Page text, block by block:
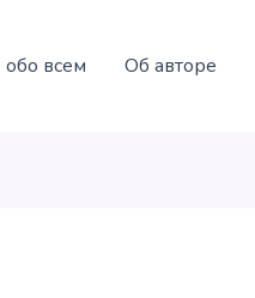
всем Об авторе